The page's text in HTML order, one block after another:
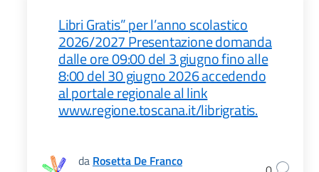
Libri Gratis” per l’anno scolastico
2026/2027 Presentazione domanda
dalle ore 09:00 del 3 giugno fino alle
8:00 del 30 giugno 2026 accedendo
al portale regionale al link
www.regione.toscana.it/librigratis.
da Rosetta De Franco